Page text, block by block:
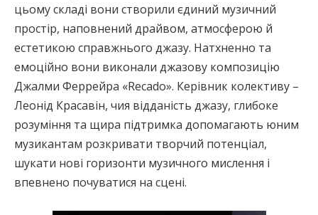
цьому складі вони створили єдиний музичний
простір, наповнений драйвом, атмосферою й
естетикою справжнього джазу. Натхненно та
емоційно вони виконали джазову композицію
Джалми Феррейра «Recado». Керівник колективу –
Леонід Красавін, чия відданість джазу, глибоке
розуміння та щира підтримка допомагають юним
музикантам розкривати творчий потенціал,
шукати нові горизонти музичного мислення і
впевнено почуватися на сцені.